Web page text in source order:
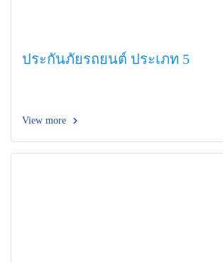
ประกันภัยรถยนต์ ประเภท 5
View more